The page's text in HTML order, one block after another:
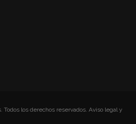
los derechos reservados. Aviso legal y